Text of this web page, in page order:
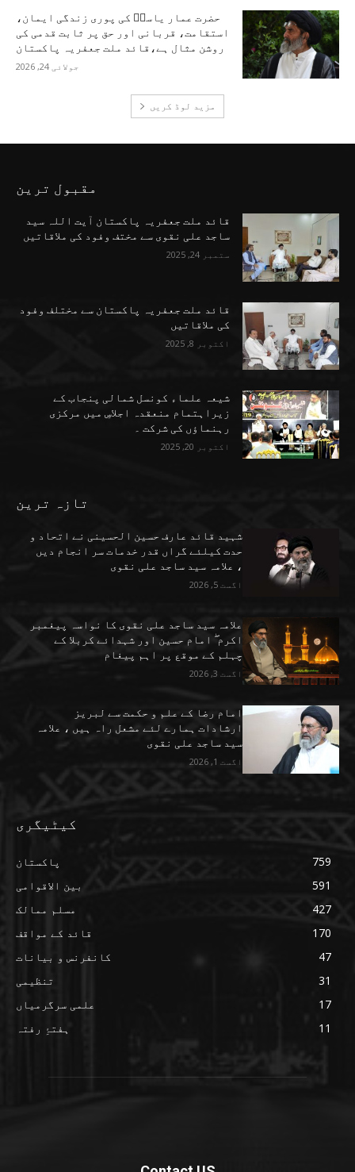
حضرت عمار یاسرؑ کی پوری زندگی ایمان،
استقامت، قربانی اور حق پر ثابت قدمی کی
روشن مثال ہے،قائد ملت جعفریہ پاکستان
جولائی 24, 2026
مزید لوڈ کریں
مقبول ترین
قائد ملت جعفریہ پاکستان آیت اللہ سید
ساجد علی نقوی سے مختف وفود کی ملاقاتیں
ستمبر 24, 2025
قائد ملت جعفریہ پاکستان سے مختلف وفود
کی ملاقاتیں
اکتوبر 8, 2025
شیعہ علماء کونسل شمالی پنجاب کے
زیراہتمام منعقدہ اجلاسِ میں مرکزی
رہنماؤں کی شرکت ۔
اکتوبر 20, 2025
تازہ ترین
شہید قائد عارف حسین الحسینی نے اتحاد و
حدت کیلئے گراں قدر خدمات سر انجام دیں
، علامہ سید ساجد علی نقوی
اگست 5, 2026
علامہ سید ساجد علی نقوی کا نواسہ پیغمبر
اکرم ۖ امام حسین اور شہدائے کربلا کے
چہلم کے موقع پر اہم پیغام
اگست 3, 2026
امام رضا کے علم و حکمت سے لبریز
ارشادات ہمارے لئے مشعل راہ ہیں ، علامہ
سید ساجد علی نقوی
اگست 1, 2026
کیٹیگری
پاکستان
759
بین الاقوامی
591
مسلم ممالک
427
قائد کے مواقف
170
کانفرنس و بیانات
47
تنظیمی
31
علمی سرگرمیاں
17
ہفتۂِ رفتہ
11